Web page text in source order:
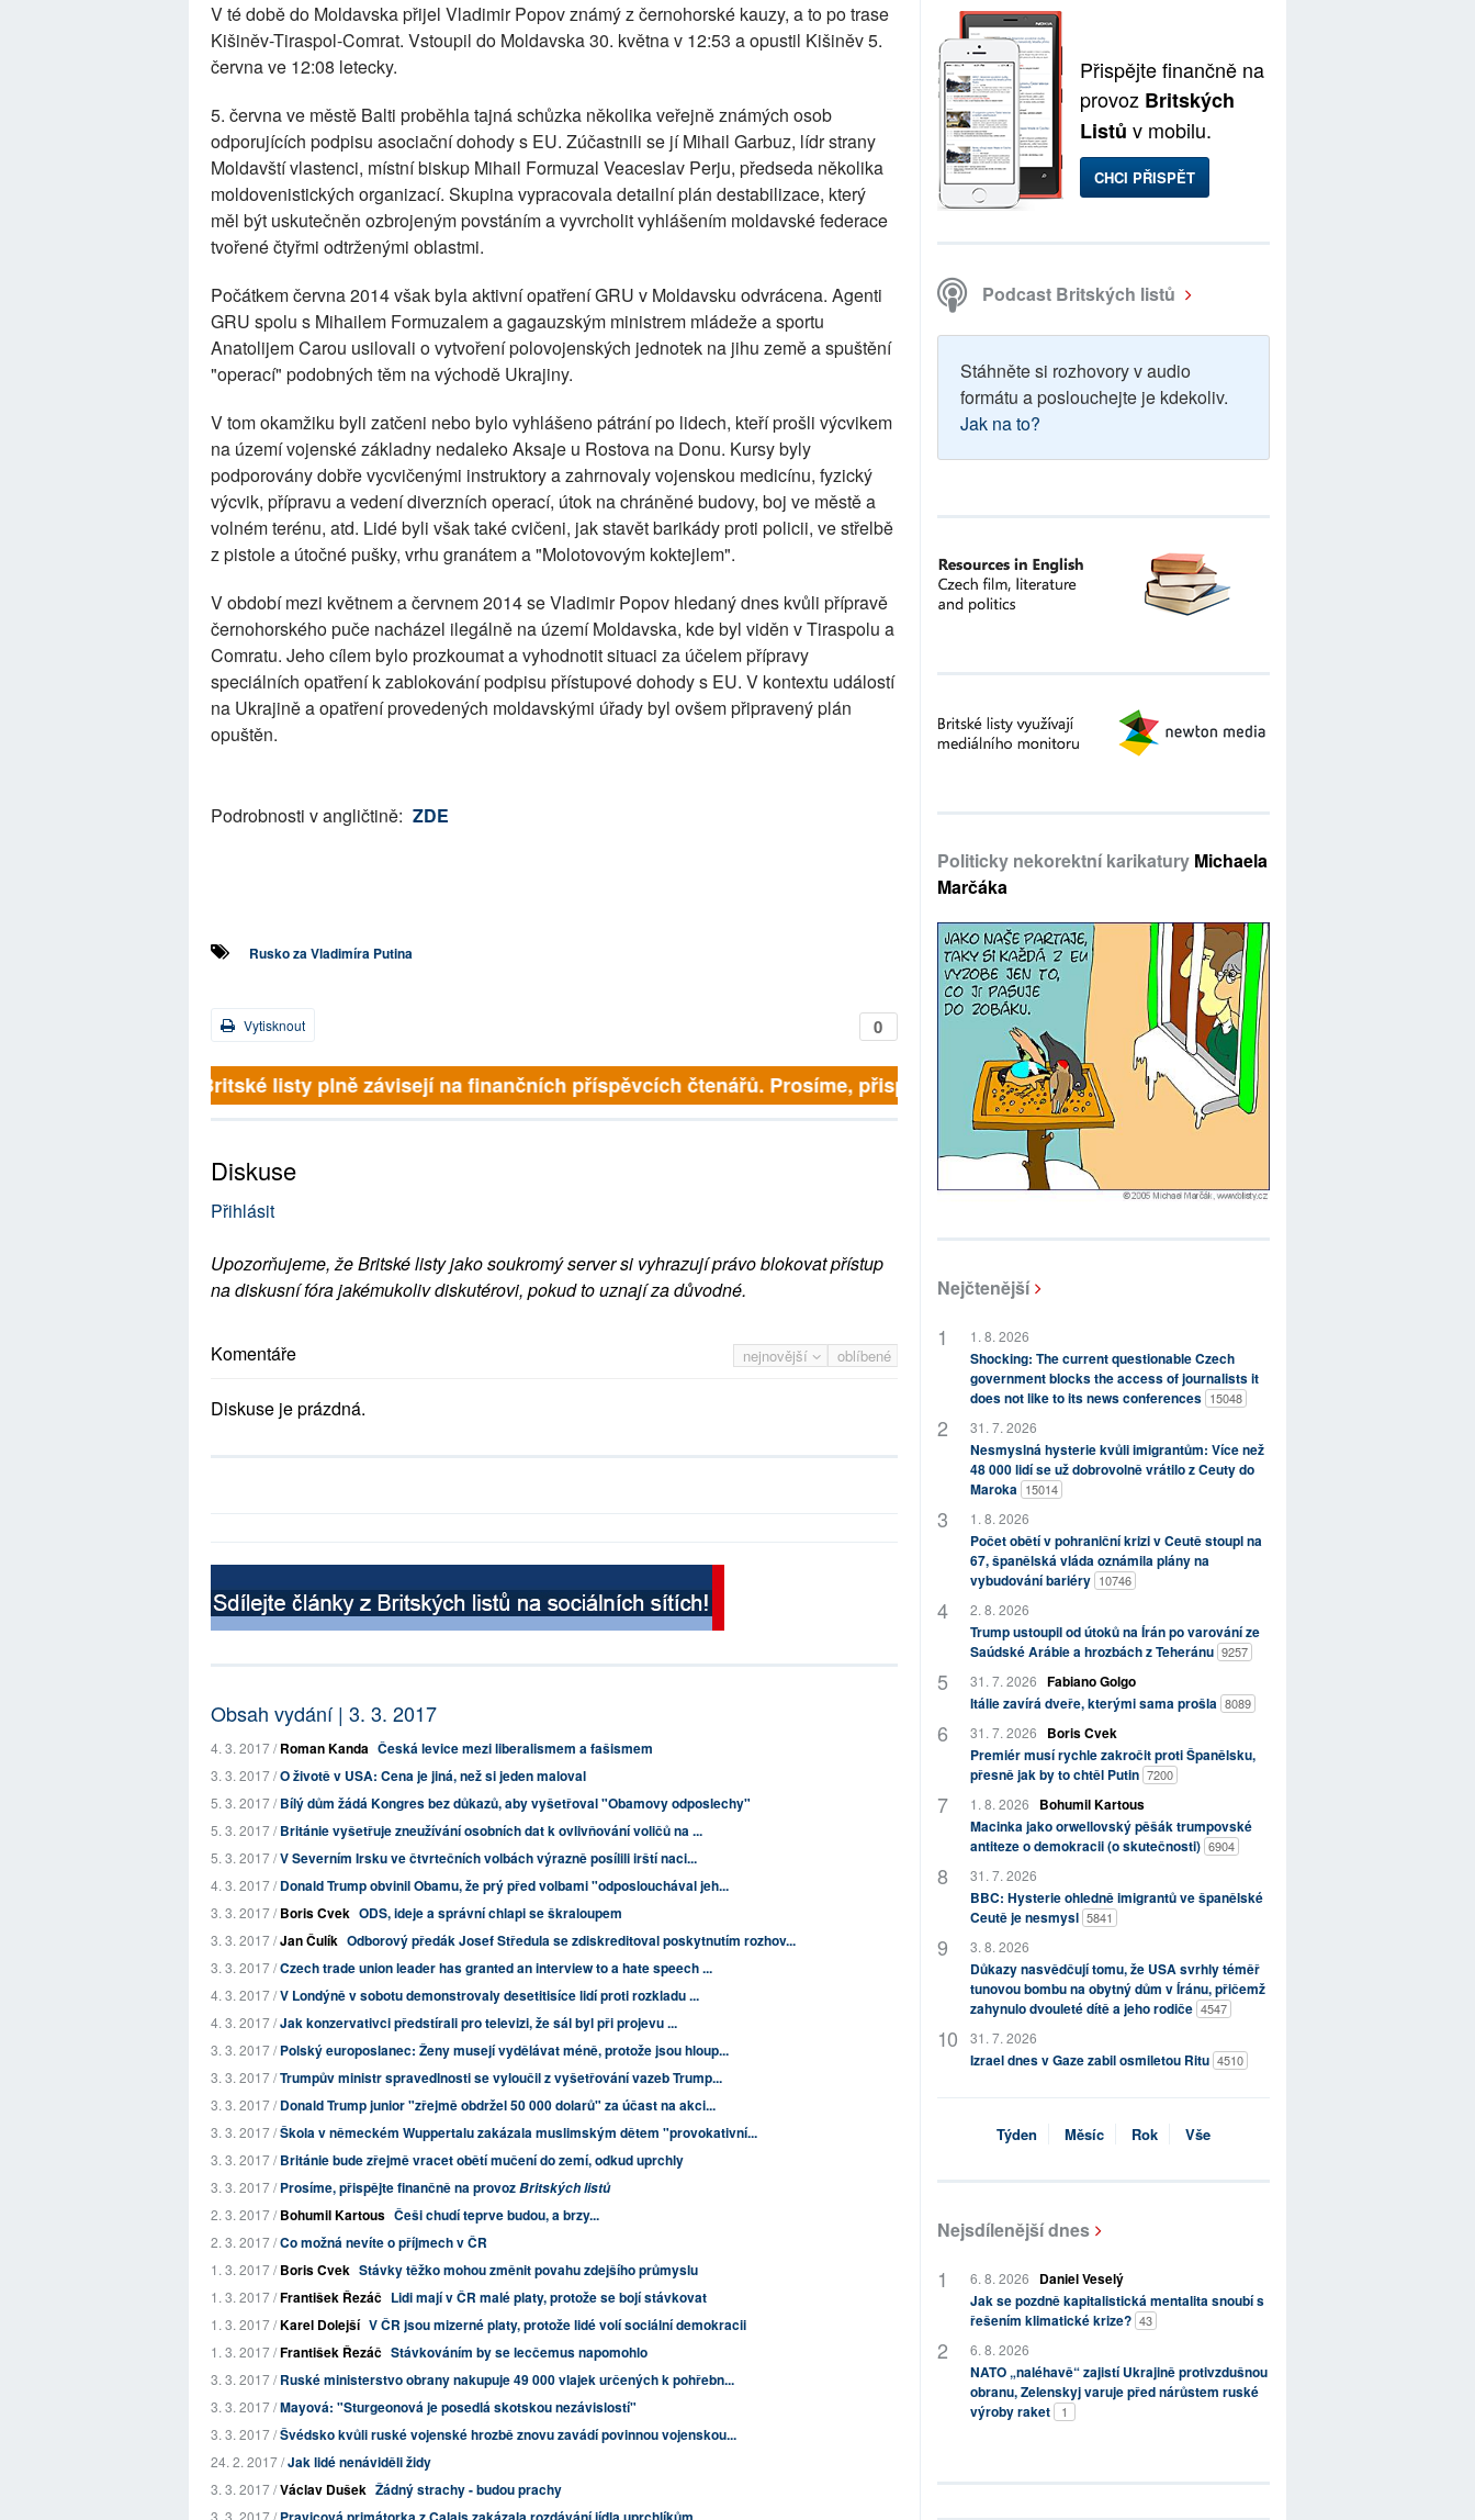
V té době do Moldavska přijel Vladimir Popov známý z černohorské kauzy, a to po trase
Kišiněv-Tiraspol-Comrat. Vstoupil do Moldavska 30. května v 12:53 a opustil Kišiněv 5.
června ve 12:08 letecky.
5. června ve městě Balti proběhla tajná schůzka několika veřejně známých osob
odporujících podpisu asociační dohody s EU. Zúčastnili se jí Mihail Garbuz, lídr strany
Moldavští vlastenci, místní biskup Mihail Formuzal Veaceslav Perju, předseda několika
moldovenistických organizací. Skupina vypracovala detailní plán destabilizace, který
měl být uskutečněn ozbrojeným povstáním a vyvrcholit vyhlášením moldavské federace
tvořené čtyřmi odtrženými oblastmi.
Počátkem června 2014 však byla aktivní opatření GRU v Moldavsku odvrácena. Agenti
GRU spolu s Mihailem Formuzalem a gagauzským ministrem mládeže a sportu
Anatolijem Carou usilovali o vytvoření polovojenských jednotek na jihu země a spuštění
"operací" podobných těm na východě Ukrajiny.
V tom okamžiku byli zatčeni nebo bylo vyhlášeno pátrání po lidech, kteří prošli výcvikem
na území vojenské základny nedaleko Aksaje u Rostova na Donu. Kursy byly
podporovány dobře vycvičenými instruktory a zahrnovaly vojenskou medicínu, fyzický
výcvik, přípravu a vedení diverzních operací, útok na chráněné budovy, boj ve městě a
volném terénu, atd. Lidé byli však také cvičeni, jak stavět barikády proti policii, ve střelbě
z pistole a útočné pušky, vrhu granátem a "Molotovovým koktejlem".
V období mezi květnem a červnem 2014 se Vladimir Popov hledaný dnes kvůli přípravě
černohorského puče nacházel ilegálně na území Moldavska, kde byl viděn v Tiraspolu a
Comratu. Jeho cílem bylo prozkoumat a vyhodnotit situaci za účelem přípravy
speciálních opatření k zablokování podpisu přístupové dohody s EU. V kontextu událostí
na Ukrajině a opatření provedených moldavskými úřady byl ovšem připravený plán
opuštěn.
Podrobnosti v angličtině: ZDE
Rusko za Vladimíra Putina
0
Vytisknout
Britské listy plně závisejí na finančních příspěvcích čtenářů. Prosíme, přispějte. ➥
Diskuse
Přihlásit
Upozorňujeme, že Britské listy jako soukromý server si vyhrazují právo blokovat přístup
na diskusní fóra jakémukoliv diskutérovi, pokud to uznají za důvodné.
nejnovější oblíbené
Komentáře
Diskuse je prázdná.
Obsah vydání | 3. 3. 2017
4. 3. 2017 /Roman Kanda Česká levice mezi liberalismem a fašismem
3. 3. 2017 /O životě v USA: Cena je jiná, než si jeden maloval
5. 3. 2017 /Bílý dům žádá Kongres bez důkazů, aby vyšetřoval "Obamovy odposlechy"
5. 3. 2017 /Británie vyšetřuje zneužívání osobních dat k ovlivňování voličů na ...
5. 3. 2017 /V Severním Irsku ve čtvrtečních volbách výrazně posílili irští naci...
4. 3. 2017 /Donald Trump obvinil Obamu, že prý před volbami "odposlouchával jeh...
3. 3. 2017 /Boris Cvek ODS, ideje a správní chlapi se škraloupem
3. 3. 2017 /Jan Čulík Odborový předák Josef Středula se zdiskreditoval poskytnutím rozhov...
3. 3. 2017 /Czech trade union leader has granted an interview to a hate speech ...
4. 3. 2017 /V Londýně v sobotu demonstrovaly desetitisíce lidí proti rozkladu ...
4. 3. 2017 /Jak konzervativci předstírali pro televizi, že sál byl při projevu ...
3. 3. 2017 /Polský europoslanec: Ženy musejí vydělávat méně, protože jsou hloup...
3. 3. 2017 /Trumpův ministr spravedlnosti se vyloučil z vyšetřování vazeb Trump...
3. 3. 2017 /Donald Trump junior "zřejmě obdržel 50 000 dolarů" za účast na akci...
3. 3. 2017 /Škola v německém Wuppertalu zakázala muslimským dětem "provokativní...
3. 3. 2017 /Británie bude zřejmě vracet obětí mučení do zemí, odkud uprchly
3. 3. 2017 /Prosíme, přispějte finančně na provozBritských listů
2. 3. 2017 /Bohumil Kartous Češi chudí teprve budou, a brzy...
2. 3. 2017 /Co možná nevíte o příjmech v ČR
1. 3. 2017 /Boris Cvek Stávky těžko mohou změnit povahu zdejšího průmyslu
1. 3. 2017 /František Řezáč Lidi mají v ČR malé platy, protože se bojí stávkovat
1. 3. 2017 /Karel Dolejší V ČR jsou mizerné platy, protože lidé volí sociální demokracii
1. 3. 2017 /František Řezáč Stávkováním by se lecčemus napomohlo
3. 3. 2017 /Ruské ministerstvo obrany nakupuje 49 000 vlajek určených k pohřebn...
3. 3. 2017 /Mayová: "Sturgeonová je posedlá skotskou nezávislostí"
3. 3. 2017 /Švédsko kvůli ruské vojenské hrozbě znovu zavádí povinnou vojenskou...
24. 2. 2017 /Jak lidé nenáviděli židy
3. 3. 2017 /Václav Dušek Žádný strachy - budou prachy
3. 3. 2017 /
Přispějte finančně na
provoz Britských
Listů v mobilu.
CHCI PŘISPĚT
Podcast Britských listů
Stáhněte si rozhovory v audio
formátu a poslouchejte je kdekoliv.
Jak na to?
Politicky nekorektní karikatury Michaela
Marčáka
Nejčtenější
1. 8. 2026
Shocking: The current questionable Czech
government blocks the access of journalists it
does not like to its news conferences 15048
31. 7. 2026
Nesmyslná hysterie kvůli imigrantům: Více než
48 000 lidí se už dobrovolně vrátilo z Ceuty do
Maroka 15014
1. 8. 2026
Počet obětí v pohraniční krizi v Ceutě stoupl na
67, španělská vláda oznámila plány na
vybudování bariéry 10746
2. 8. 2026
Trump ustoupil od útoků na Írán po varování ze
Saúdské Arábie a hrozbách z Teheránu 9257
31. 7. 2026 Fabiano Golgo
Itálie zavírá dveře, kterými sama prošla 8089
31. 7. 2026
Boris Cvek
Premiér musí rychle zakročit proti Španělsku,
přesně jak by to chtěl Putin 7200
1. 8. 2026
Bohumil Kartous
Macinka jako orwellovský pěšák trumpovské
antiteze o demokracii (o skutečnosti) 6904
31. 7. 2026
BBC: Hysterie ohledně imigrantů ve španělské
Ceutě je nesmysl 5841
3. 8. 2026
Důkazy nasvědčují tomu, že USA svrhly téměř
tunovou bombu na obytný dům v Íránu, přičemž
zahynulo dvouleté dítě a jeho rodiče 4547
31. 7. 2026
Izrael dnes v Gaze zabil osmiletou Ritu 4510
Týden Měsíc Rok Vše
Nejsdílenější dnes
6. 8. 2026
Daniel Veselý
Jak se pozdně kapitalistická mentalita snoubí s
řešením klimatické krize? 43
6. 8. 2026
NATO „naléhavě“ zajistí Ukrajině protivzdušnou
obranu, Zelenskyj varuje před nárůstem ruské
výroby raket
1